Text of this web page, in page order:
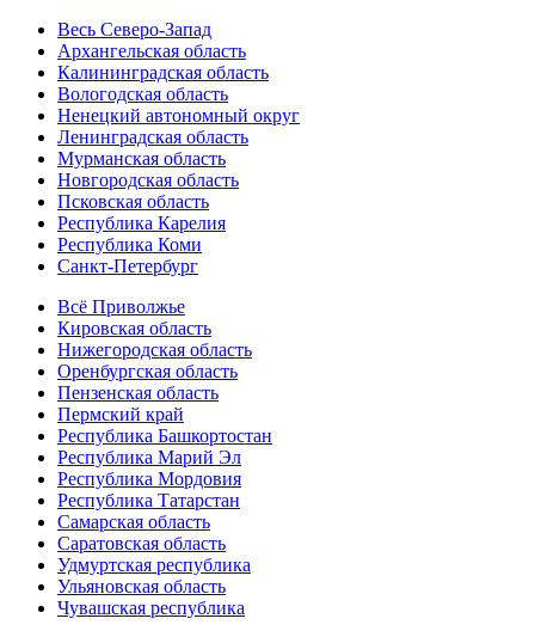
Весь Северо-Запад
Архангельская область
Калининградская область
Вологодская область
Ненецкий автономный округ
Ленинградская область
Мурманская область
Новгородская область
Псковская область
Республика Карелия
Республика Коми
Санкт-Петербург
Всё Приволжье
Кировская область
Нижегородская область
Оренбургская область
Пензенская область
Пермский край
Республика Башкортостан
Республика Марий Эл
Республика Мордовия
Республика Татарстан
Самарская область
Саратовская область
Удмуртская республика
Ульяновская область
Чувашская республика